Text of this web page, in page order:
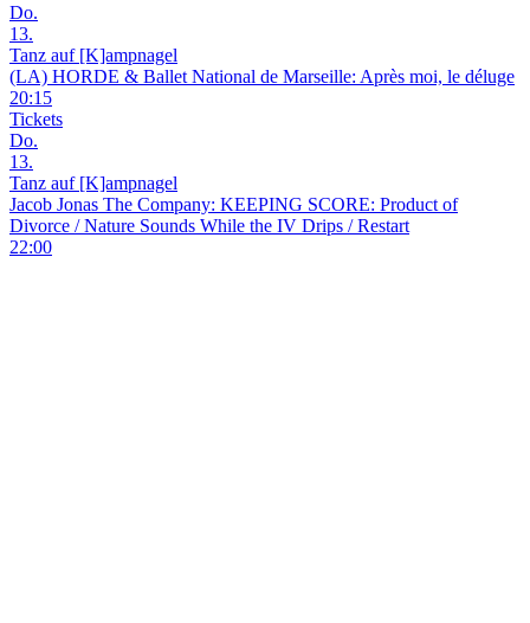
Do.
13.
Tanz auf [K]ampnagel
(LA) HORDE & Ballet National de Marseille: Après moi, le déluge
20:15
Tickets
Do.
13.
Tanz auf [K]ampnagel
Jacob Jonas The Company: KEEPING SCORE: Product of
Divorce / Nature Sounds While the IV Drips / Restart
22:00